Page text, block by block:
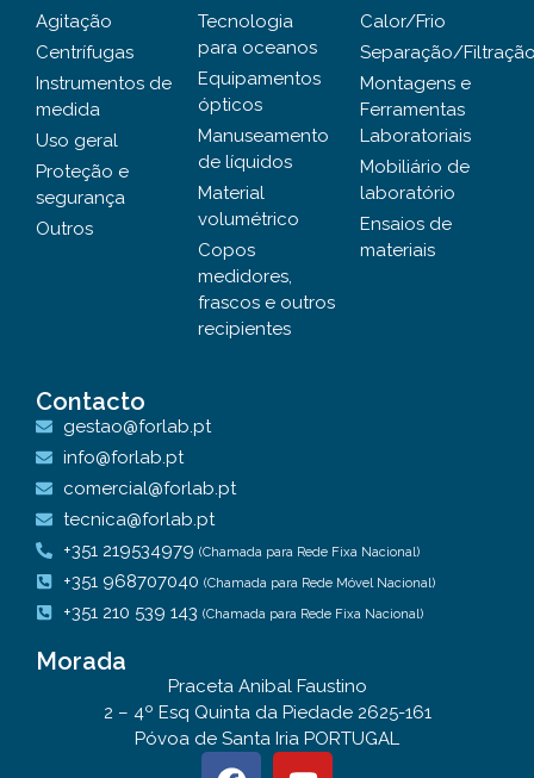
Agitação
Centrífugas
Instrumentos de
medida
Uso geral
Proteção e
segurança
Outros
Tecnologia
para oceanos
Equipamentos
ópticos
Manuseamento
de líquidos
Material
volumétrico
Copos
medidores,
frascos e outros
recipientes
Calor/Frio
Separação/
Montagens e
Ferramentas
Laboratoriais
Mobiliário de
laboratório
Ensaios de
materiais
Contacto
gestao@forlab.pt
info@forlab.pt
comercial@forlab.pt
tecnica@forlab.pt
+351 219534979 (Chamada para Rede Fixa Nacional)
+351 968707040 (Chamada para Rede Móvel Nacional)
+351 210 539 143 (Chamada para Rede Fixa Nacional)
Morada
Praceta Anibal Faustino
2 – 4º Esq Quinta da Piedade 2625-161
Póvoa de Santa Iria PORTUGAL